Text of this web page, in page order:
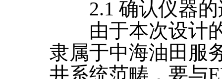
2.1 确认仪器的
由于本次设计的
隶属于中海油田服
井系统范畴，要与